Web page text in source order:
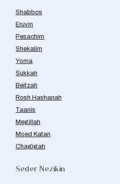
Shabbos
Eruvin
Pesachim
Shekalim
Yoma
Sukkah
Beitzah
Rosh Hashanah
Taanis
Megillah
Moed Katan
Chagigah
Seder Nezikin